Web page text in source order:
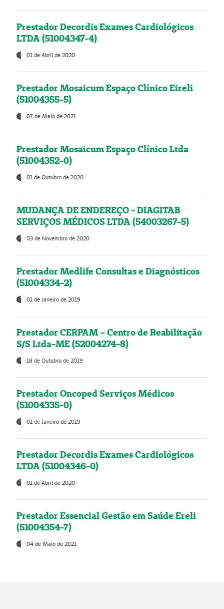
Prestador Decordis Exames Cardiológicos
LTDA (51004347-4)
01 de Abril de 2020
Prestador Mosaicum Espaço Clínico Eireli
(51004355-5)
07 de Maio de 2021
Prestador Mosaicum Espaço Clínico Ltda
(51004352-0)
01 de Outubro de 2020
MUDANÇA DE ENDEREÇO - DIAGITAB
SERVIÇOS MÉDICOS LTDA (54003267-5)
03 de Novembro de 2020
Prestador Medlife Consultas e Diagnósticos
(51004334-2)
01 de Janeiro de 2019
Prestador CERPAM – Centro de Reabilitação
S/S Ltda-ME (52004274-8)
18 de Outubro de 2019
Prestador Oncoped Serviços Médicos
(51004335-0)
01 de Janeiro de 2019
Prestador Decordis Exames Cardiológicos
LTDA (51004346-0)
01 de Abril de 2020
Prestador Essencial Gestão em Saúde Ereli
(51004354-7)
04 de Maio de 2021